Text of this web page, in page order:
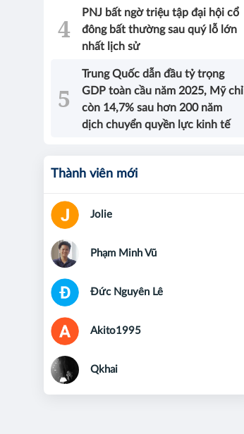
PNJ bất ngờ triệu tập đại hội cổ
đông bất thường sau quý lỗ lớn
nhất lịch sử
Trung Quốc dẫn đầu tỷ trọng
GDP toàn cầu năm 2025, Mỹ chỉ
còn 14,7% sau hơn 200 năm
dịch chuyển quyền lực kinh tế
Thành viên mới
Jolie
Phạm Minh Vũ
Đức Nguyên Lê
Akito1995
Qkhai